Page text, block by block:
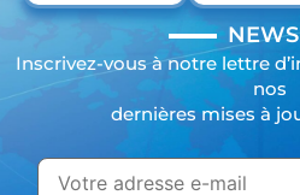
Inscrivez-vous à notre lettre
nos
dernières mises à